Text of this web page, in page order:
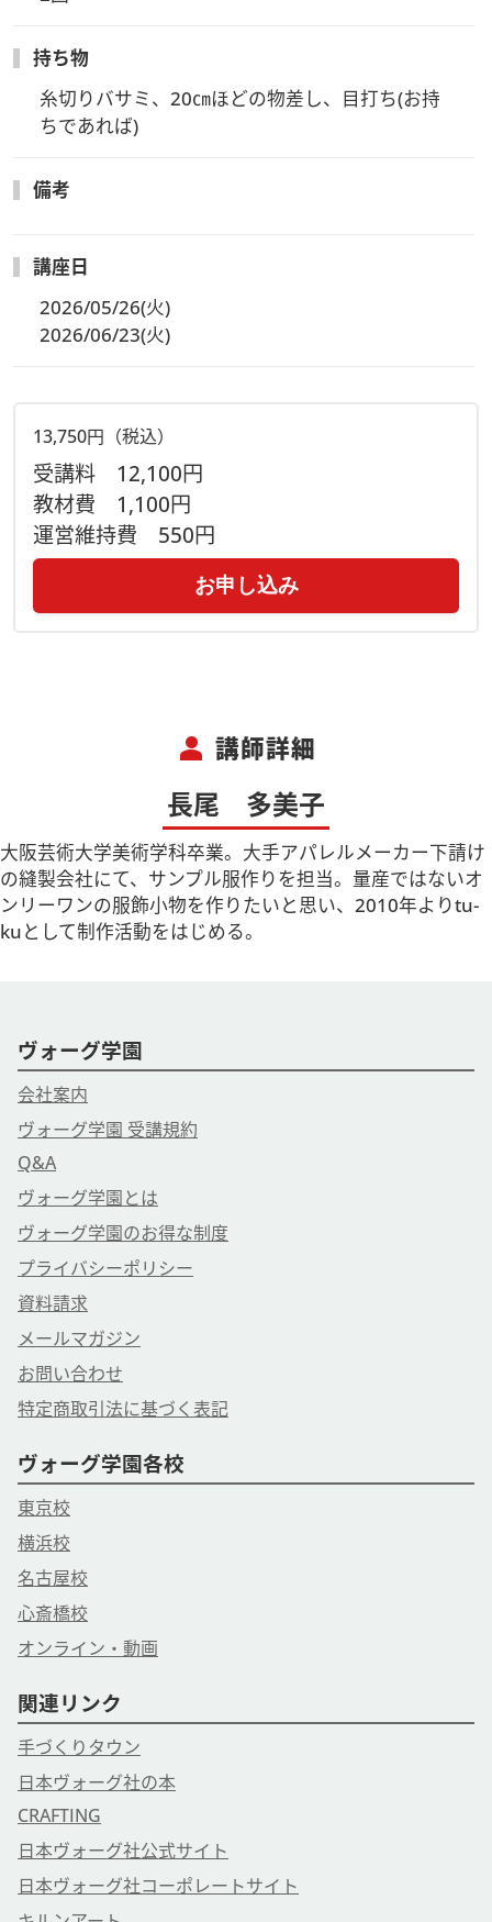
持ち物
糸切りバサミ、20㎝ほどの物差し、目打ち(お持
ちであれば)
備考
講座日
2026/05/26(火)
2026/06/23(火)
13,750円（税込）
受講料 12,100円
教材費 1,100円
運営維持費 550円
お申し込み
person 講師詳細
長尾 多美子
大阪芸術大学美術学科卒業。大手アパレルメーカー下請け
の縫製会社にて、サンプル服作りを担当。量産ではないオ
ンリーワンの服飾小物を作りたいと思い、2010年よりtu-
kuとして制作活動をはじめる。
ヴォーグ学園
会社案内
ヴォーグ学園 受講規約
Q&A
ヴォーグ学園とは
ヴォーグ学園のお得な制度
プライバシーポリシー
資料請求
メールマガジン
お問い合わせ
特定商取引法に基づく表記
ヴォーグ学園各校
東京校
横浜校
名古屋校
心斎橋校
オンライン・動画
関連リンク
手づくりタウン
日本ヴォーグ社の本
CRAFTING
日本ヴォーグ社公式サイト
日本ヴォーグ社コーポレートサイト